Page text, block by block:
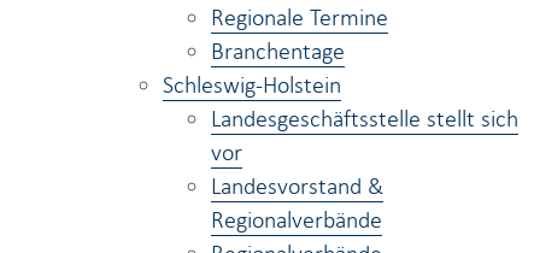
Regionale Termine
Branchentage
Schleswig-Holstein
Landesgeschäftsstelle stellt sich
vor
Landesvorstand &
Regionalverbände